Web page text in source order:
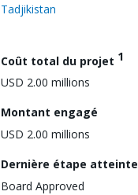
Tadjikistan
Coût total du projet 1
USD 2.00 millions
Montant engagé
USD 2.00 millions
Dernière étape atteinte
Board Approved